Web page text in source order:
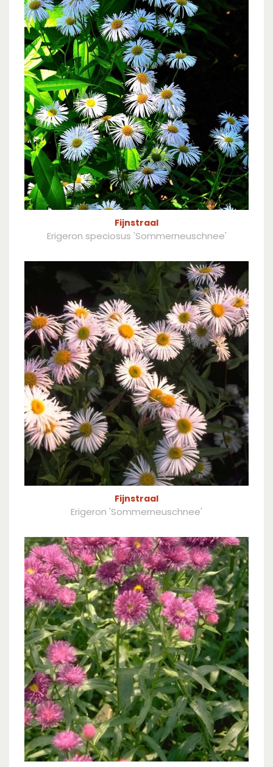
Fijnstraal
Erigeron speciosus 'Sommerneuschnee'
Fijnstraal
Erigeron 'Sommerneuschnee'